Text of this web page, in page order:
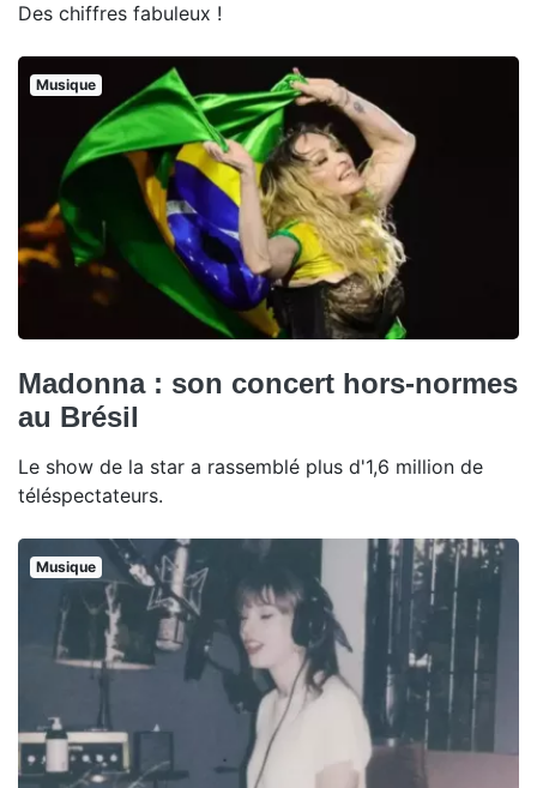
Des chiffres fabuleux !
Musique
Madonna : son concert hors-normes
au Brésil
Le show de la star a rassemblé plus d'1,6 million de
téléspectateurs.
Musique